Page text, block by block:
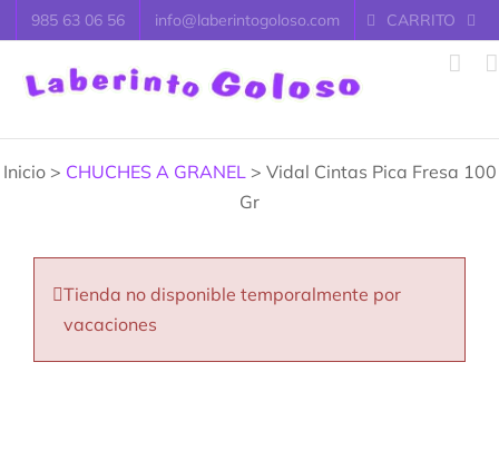
Saltar
al
contenido
985 63 06 56 info@laberintogoloso.com CARRITO
Inicio > CHUCHES A GRANEL > Vidal Cintas Pica Fresa 100
Gr
Tienda no disponible temporalmente por
vacaciones